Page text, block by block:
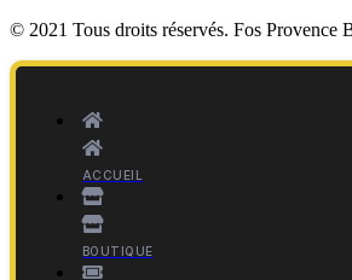
© 2021 Tous droits réservés. Fos Provence
ACCUEIL
BOUTIQUE